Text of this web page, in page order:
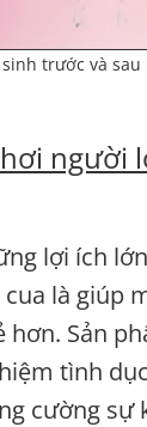
sinh trước và
người
lợi ích
là giúp
hơn. Sản
tình
cường sự